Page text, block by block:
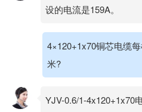
设的电流是159A。
4×120+1x70铜芯电缆
米?
YJV-0.6/1-4x120+1x70